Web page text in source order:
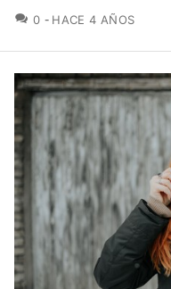
0 COMENTARIOS
HACE 4 AÑOS